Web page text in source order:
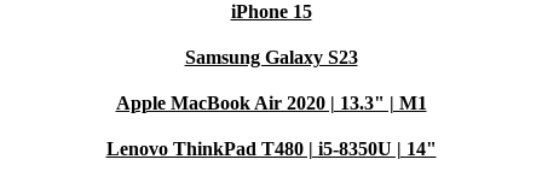
iPhone 15
Samsung Galaxy S23
Apple MacBook Air 2020 | 13.3" | M1
Lenovo ThinkPad T480 | i5-8350U | 14"